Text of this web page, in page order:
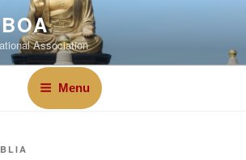
Association
Menu
BLIA